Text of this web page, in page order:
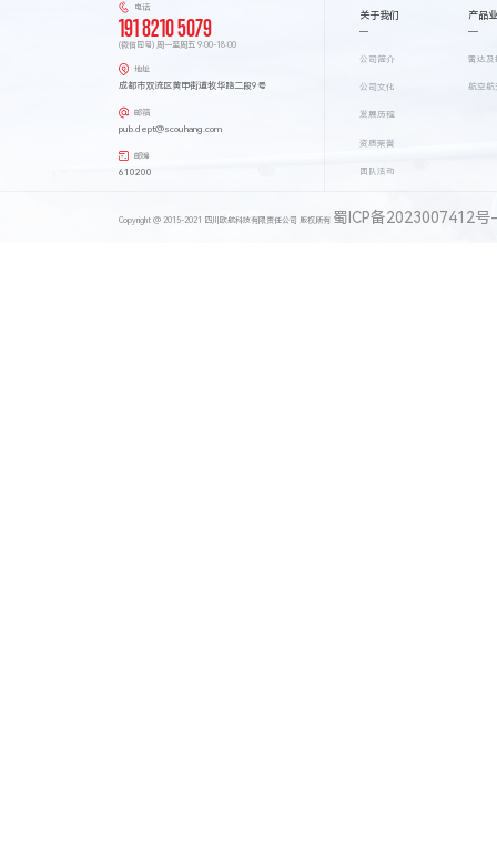
电话
191 8210 5079
(微信同号) 周一至周五 9:00-18:00
地址
成都市双流区黄甲街道牧华路二段9号
邮箱
pub.dept@scouhang.com
邮编
610200
关于我们
公司简介
公司文化
发展历程
资质荣誉
团队活动
产品
雷达及
航空航
Copyright @ 2015-2021 四川欧航科技有限责任公司 版权所有 蜀ICP备2023007412号